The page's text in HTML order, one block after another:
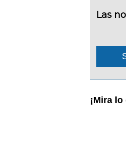
Las
¡Mira